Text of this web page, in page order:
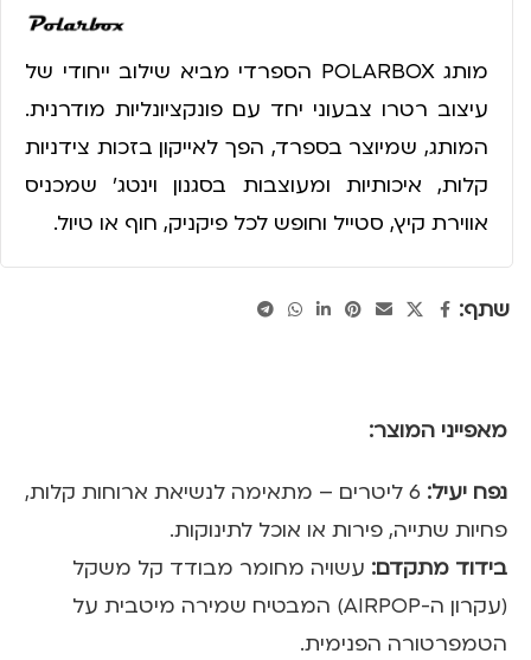
מותג POLARBOX הספרדי מביא שילוב ייחודי של
עיצוב רטרו צבעוני יחד עם פונקציונליות מודרנית.
המותג, שמיוצר בספרד, הפך לאייקון בזכות צידניות
קלות, איכותיות ומעוצבות בסגנון וינטג’ שמכניס
אווירת קיץ, סטייל וחופש לכל פיקניק, חוף או טיול.
שתף:
מאפייני המוצר:
נפח יעיל:
6 ליטרים – מתאימה לנשיאת ארוחות קלות,
פחיות שתייה, פירות או אוכל לתינוקות.
בידוד מתקדם: עשויה מחומר מבודד קל משקל
(עקרון ה-AIRPOP) המבטיח שמירה מיטבית על
הטמפרטורה הפנימית.